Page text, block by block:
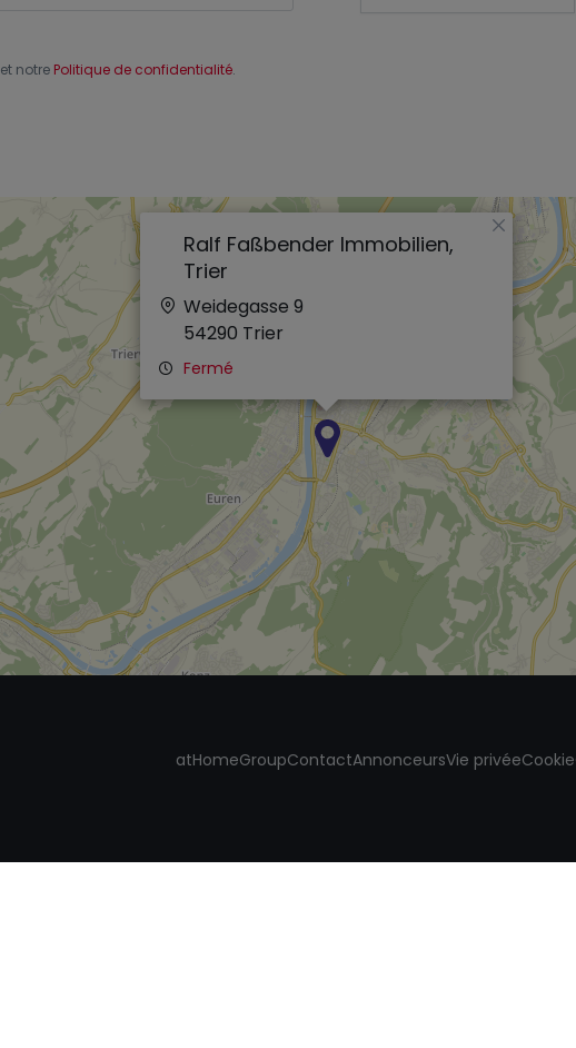
et notre Politique de confidentialité.
Ralf Faßbender Immobilien,
Trier
Weidegasse 9
54290 Trier
Fermé
×
atHomeGroupContactAnnonceursVie privéeCookie